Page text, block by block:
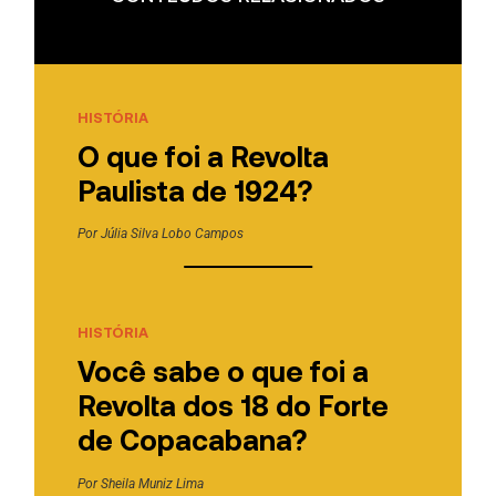
HISTÓRIA
O que foi a Revolta
Paulista de 1924?
PorJúlia Silva Lobo Campos
HISTÓRIA
Você sabe o que foi a
Revolta dos 18 do Forte
de Copacabana?
PorSheila Muniz Lima